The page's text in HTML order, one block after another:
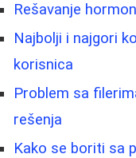
Rešavanje
Najbolji i najgori
korisnica
Problem sa
rešenja
Kako se boriti sa